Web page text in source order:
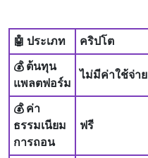
🤖 ประเภท
คริปโต
💰 ต้นทุน
แพลตฟอร์ม
ไม่มีค่าใช้จ่าย
💰 ค่า
ธรรมเนียม
การถอน
ฟรี